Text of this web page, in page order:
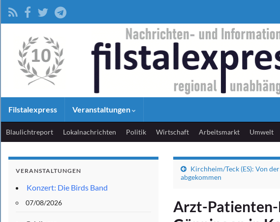
Filstalexpress Veranstaltungen
Blaulichtreport Lokalnachrichten Politik Wirtschaft Arbeitsmarkt Umwelt
Kirchheim/Teck (ES): Von
abgekommen
Arzt-Patienten-
VERANSTALTUNGEN
Konzert: Die Birds Band
07/08/2026